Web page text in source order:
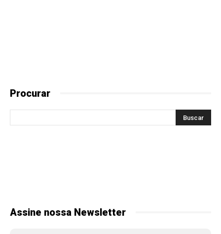
Procurar
Assine nossa Newsletter